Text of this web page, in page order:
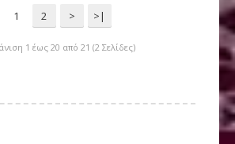
1 2 > >|
1 έως 20 από 21 (2 Σελίδες)